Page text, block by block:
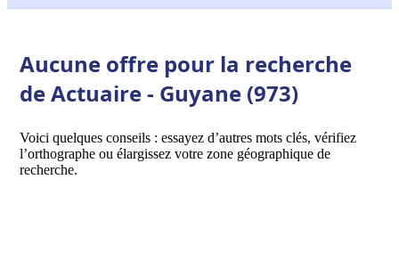
Aucune offre pour la recherche
de Actuaire - Guyane (973)
Voici quelques conseils : essayez d’autres mots clés, vérifiez
l’orthographe ou élargissez votre zone géographique de
recherche.